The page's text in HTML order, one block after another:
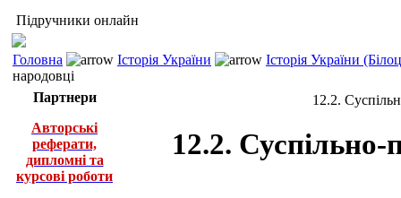
Підручники онлайн
Головна Історія України
Історія України
народовці
Партнери
Авторські
реферати,
дипломні та
курсові роботи
12.2.
12.2.